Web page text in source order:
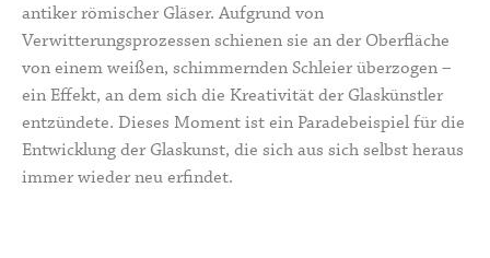
antiker römischer Gläser. Aufgrund von
Verwitterungsprozessen schienen sie an der Oberfläche
von einem weißen, schimmernden Schleier überzogen –
ein Effekt, an dem sich die Kreativität der Glaskünstler
entzündete. Dieses Moment ist ein Paradebeispiel für die
Entwicklung der Glaskunst, die sich aus sich selbst heraus
immer wieder neu erfindet.